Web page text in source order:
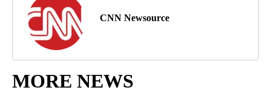
CNN Newsource
MORE NEWS